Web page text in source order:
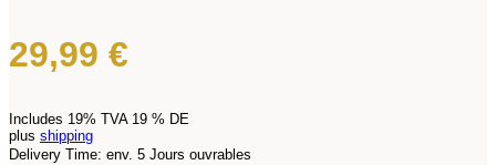
29,99 €
Includes 19% TVA 19 % DE
plus shipping
Delivery Time: env. 5 Jours ouvrables